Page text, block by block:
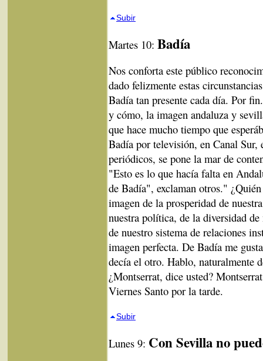
Subir
Martes 10: Badía
Nos conforta este público
dado felizmente estas
Badía tan presente cada día. Por
y cómo, la imagen andaluza y
que hace mucho tiempo que
Badía por televisión, en Canal Sur,
periódicos, se pone la mar de
"Esto es lo que hacía falta en
de Badía", exclaman otros."
imagen de la prosperidad de
nuestra política, de la diversidad
de nuestro sistema de relaciones
imagen perfecta. De Badía me
decía el otro. Hablo, naturalmente
¿Montserrat, dice usted?
Viernes Santo por la tarde.
Subir
Lunes 9: Con Sevilla no